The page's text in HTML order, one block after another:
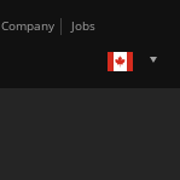
Company Jobs